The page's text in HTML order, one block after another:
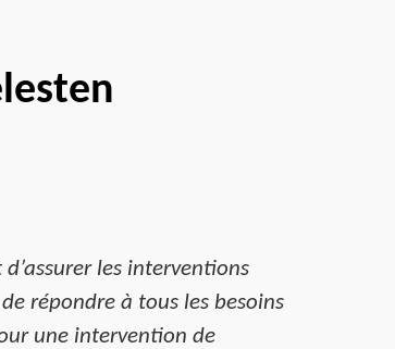
les interventions
répondre à tous les besoins
une intervention de